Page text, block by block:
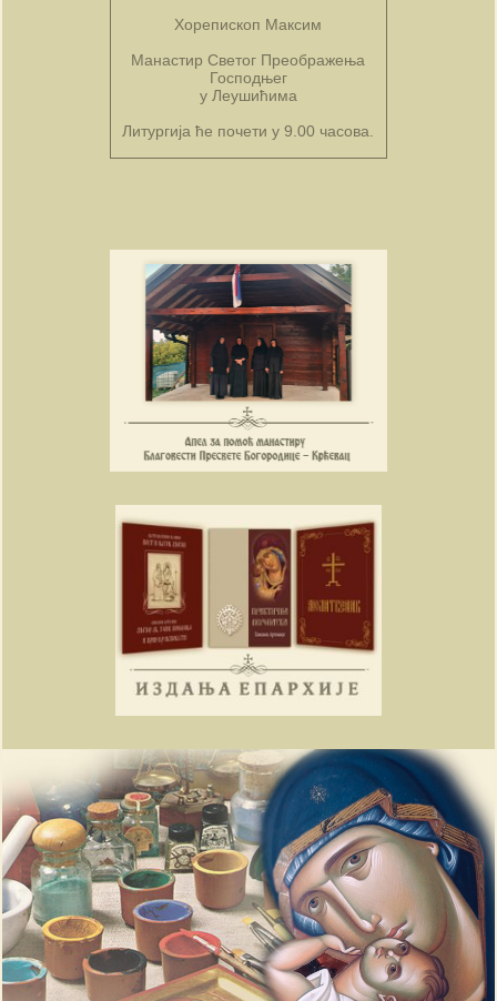
Хорепископ Максим
Манастир Светог Преображења
Господњег
у Леушићима
Литургија ће почети у 9.00 часова.